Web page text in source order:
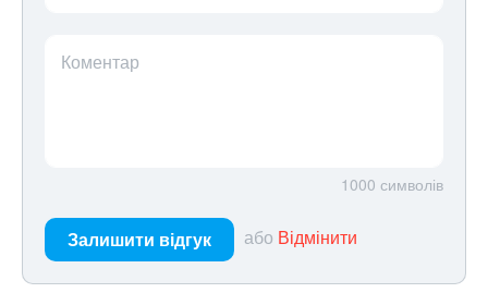
Коментар
1000 символів
Залишити відгук або Відмінити